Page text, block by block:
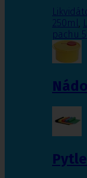
250ml,
pachu